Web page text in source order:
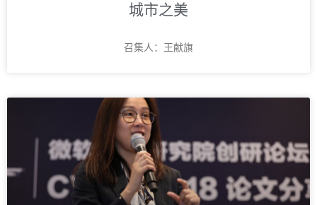
城市之美
召集人：王献旗